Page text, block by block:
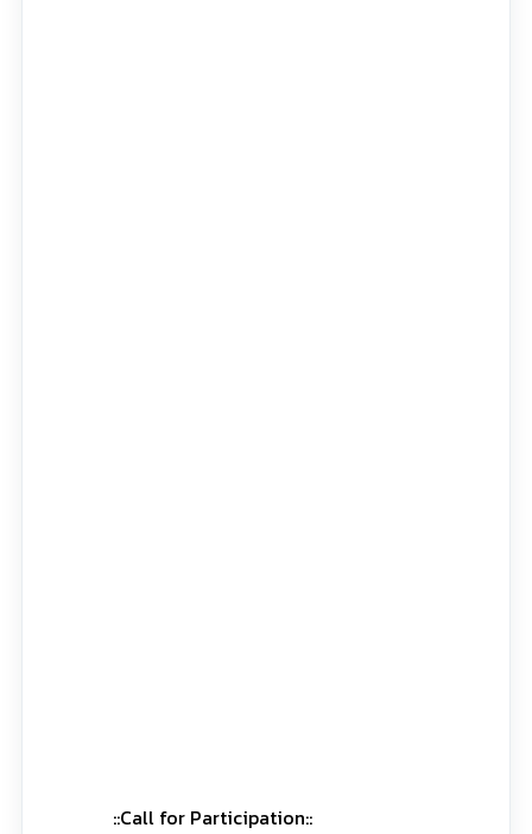
::Call for Participation::